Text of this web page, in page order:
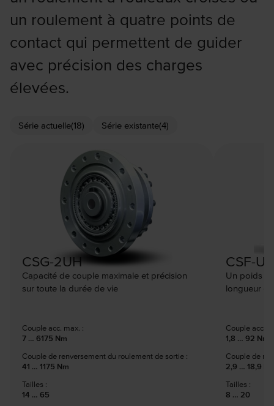
un roulement à quatre points de
contact qui permettent de guider
avec précision des charges
élevées.
Série actuelle(18) Série existante(4)
CSG-2UH
Capacité de couple maximale et précision
sur toute la durée de vie
Couple acc. max. :
7 … 6175 Nm
Couple de renversement du roulement de sortie :
41 … 1175 Nm
Tailles :
14 … 65
CSF-
Un poids
longueur
Couple acc.
1,8 … 92 Nm
Couple de
2,9 … 18,9
Tailles :
8 … 20